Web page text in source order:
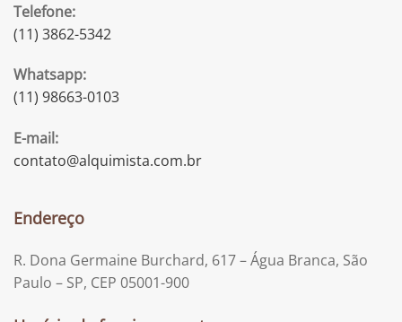
Telefone:
(11) 3862-5342
Whatsapp:
(11) 98663-0103
E-mail:
contato@alquimista.com.br
Endereço
R. Dona Germaine Burchard, 617 – Água Branca, São
Paulo – SP, CEP 05001-900